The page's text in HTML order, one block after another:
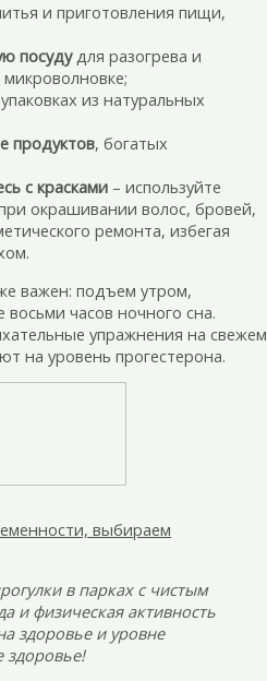
и приготовления пищи,
посудудля разогрева и
из натуральных
продуктов, богатых
с красками – используйте
окрашивании волос, бровей,
ремонта, избегая
важен: подъем утром,
часов ночного сна.
упражнения на свежем
на уровень прогестерона.
выбираем
в парках с чистым
и физическая активность
здоровье и уровне
здоровье!